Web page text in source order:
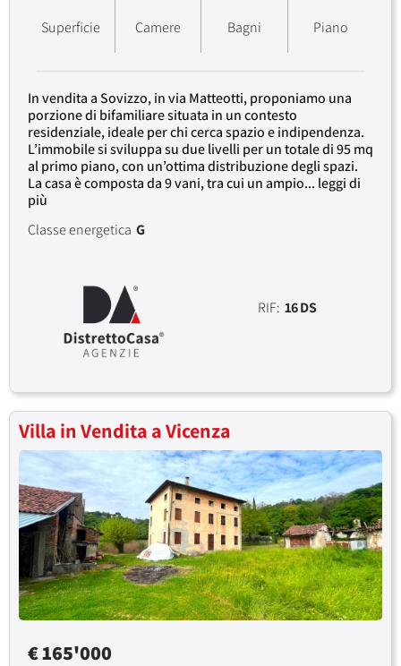
Superficie Camere Bagni Piano
In vendita a Sovizzo, in via Matteotti, proponiamo una
porzione di bifamiliare situata in un contesto
residenziale, ideale per chi cerca spazio e indipendenza.
L’immobile si sviluppa su due livelli per un totale di 95 mq
al primo piano, con un’ottima distribuzione degli spazi.
La casa è composta da 9 vani, tra cui un ampio... leggi di
più
RIF: 16 DS
Classe energetica G
Villa in Vendita a Vicenza
€ 165'000